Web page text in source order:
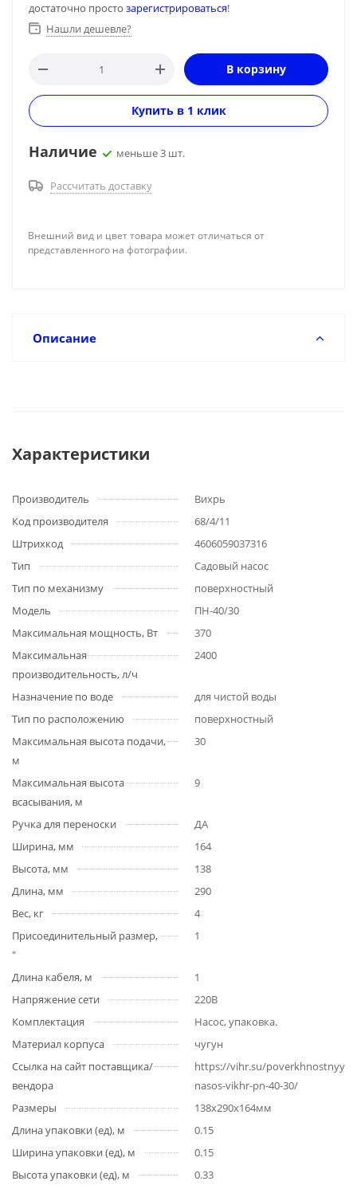
достаточно просто зарегистрироваться!
Нашли дешевле?
В корзину
Купить в 1 клик
Наличие меньше 3 шт.
Рассчитать доставку
Внешний вид и цвет товара может отличаться от
представленного на фотографии.
Описание
Характеристики
Производитель
Вихрь
Код производителя
68/4/11
Штрихкод
4606059037316
Тип
Садовый насос
Тип по механизму
поверхностный
Модель
ПН-40/30
Максимальная мощность, Вт
370
Максимальная
производительность, л/ч
2400
Назначение по воде
для чистой воды
Тип по расположению
поверхностный
Максимальная высота подачи,
м
30
Максимальная высота
всасывания, м
9
Ручка для переноски
ДА
Ширина, мм
164
Высота, мм
138
Длина, мм
290
Вес, кг
4
Присоединительный размер,
"
1
Длина кабеля, м
1
Напряжение сети
220В
Комплектация
Насос, упаковка.
Материал корпуса
чугун
Ссылка на сайт поставщика/
вендора
https://vihr.su/poverkhnostnyy-
nasos-vikhr-pn-40-30/
Размеры
138x290x164мм
Длина упаковки (ед), м
0.15
Ширина упаковки (ед), м
0.15
Высота упаковки (ед), м
0.33